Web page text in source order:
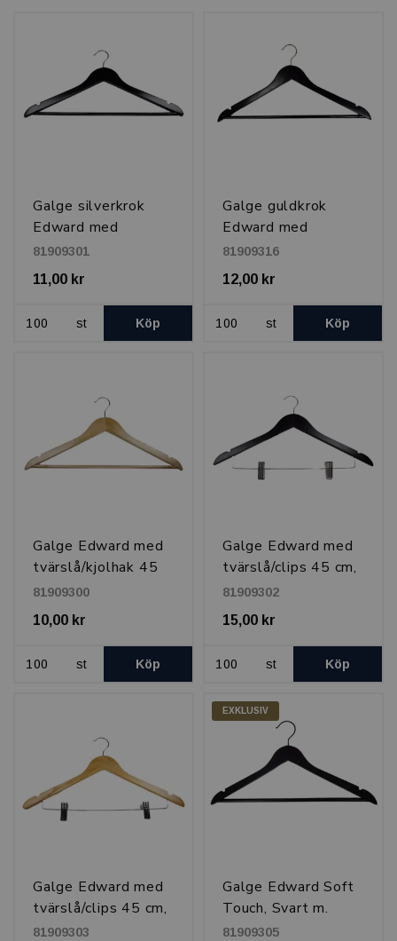
Galge silverkrok
Edward med
tvärslå/kjolhak 45
cm, Svart
81909301
11,00 kr
st Köp
Galge guldkrok
Edward med
tvärslå/kjolhak 45
cm, Svart
81909316
12,00 kr
st Köp
Galge Edward med
tvärslå/kjolhak 45
cm, Natur
81909300
10,00 kr
st Köp
Galge Edward med
tvärslå/clips 45 cm,
Svart
81909302
15,00 kr
st Köp
Galge Edward med
tvärslå/clips 45 cm,
Natur
81909303
EXKLUSIV
Galge Edward Soft
Touch, Svart m.
svart krok
81909305